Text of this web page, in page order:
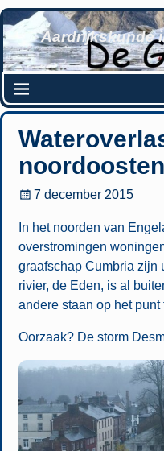
Aardrijkskunde
7 december 2015
In het noorden van
overstromingen
graafschap Cumbria zijn
rivier, de Eden, is al
andere staan op het punt
Oorzaak? De storm